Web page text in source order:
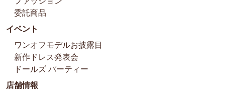
委託商品
イベント
ワンオフモデルお披露目
新作ドレス発表会
ドールズ パーティー
店舗情報